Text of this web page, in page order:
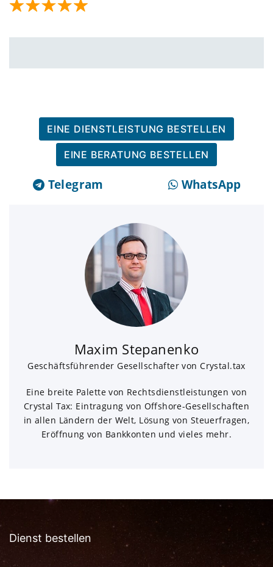
EINE DIENSTLEISTUNG BESTELLEN
EINE BERATUNG BESTELLEN
Telegram WhatsApp
Maxim Stepanenko
Geschäftsführender Gesellschafter von Crystal.tax
Eine breite Palette von Rechtsdienstleistungen von
Crystal Tax: Eintragung von Offshore-Gesellschaften
in allen Ländern der Welt, Lösung von Steuerfragen,
Eröffnung von Bankkonten und vieles mehr.
Dienst bestellen